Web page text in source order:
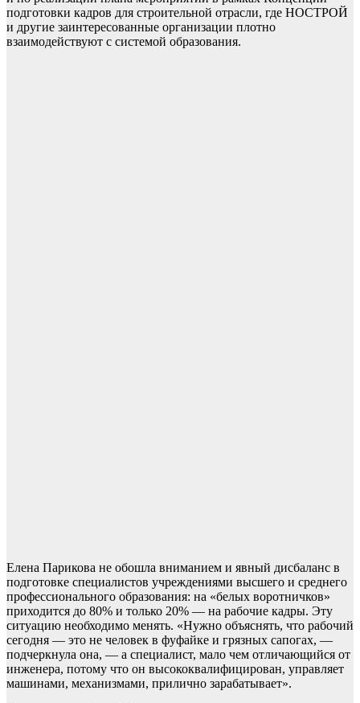
подготовки кадров для строительной отрасли, где НОСТРОЙ
и другие заинтересованные организации плотно
взаимодействуют с системой образования.
Елена Парикова не обошла вниманием и явный дисбаланс в
подготовке специалистов учреждениями высшего и среднего
профессионального образования: на «белых воротничков»
приходится до 80% и только 20% — на рабочие кадры. Эту
ситуацию необходимо менять. «Нужно объяснять, что рабочий
сегодня — это не человек в фуфайке и грязных сапогах, —
подчеркнула она, — а специалист, мало чем отличающийся от
инженера, потому что он высококвалифицирован, управляет
машинами, механизмами, прилично зарабатывает».